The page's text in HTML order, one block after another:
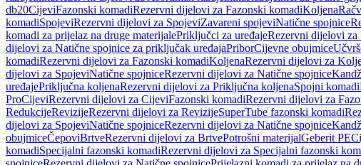
db20CijeviFazonski komadiRezervni dijelovi za Fazonski komadiKoljena
komadiSpojeviRezervni dijelovi za SpojeviZavareni spojeviNatične spojnice
komadi za prijelaz na druge materijalePriključci za uređajeRezervni dijelovi za
dijelovi za Natične spojnice za priključak uređajaPriborCijevne obujmice
komadiRezervni dijelovi za Fazonski komadiKoljenaRezervni dijelovi za
dijelovi za SpojeviNatične spojniceRezervni dijelovi za Natične spojnice
uređajePriključna koljenaRezervni dijelovi za Priključna koljenaSpojni komadi
ProCijeviRezervni dijelovi za CijeviFazonski komadiRezervni dijelovi za
RedukcijeRevizijeRezervni dijelovi za RevizijeSuperTube fazonski komadi
dijelovi za SpojeviNatične spojniceRezervni dijelovi za Natične spojnice
obujmiceČepoviBrtveRezervni dijelovi za BrtvePotrošni materijalGeberit PE
komadiSpecijalni fazonski komadiRezervni dijelovi za Specijalni fazonski